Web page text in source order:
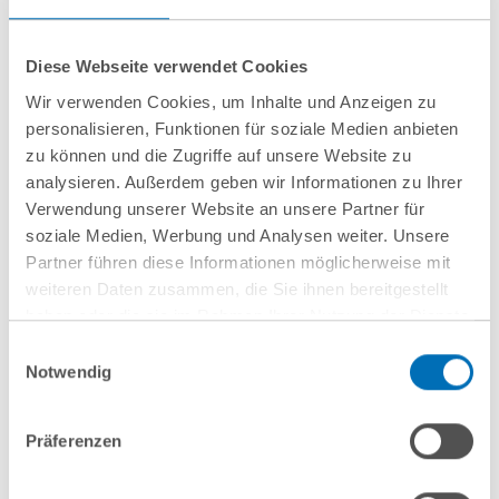
Diese Webseite verwendet Cookies
Wir verwenden Cookies, um Inhalte und Anzeigen zu
personalisieren, Funktionen für soziale Medien anbieten
zu können und die Zugriffe auf unsere Website zu
analysieren. Außerdem geben wir Informationen zu Ihrer
Verwendung unserer Website an unsere Partner für
soziale Medien, Werbung und Analysen weiter. Unsere
Partner führen diese Informationen möglicherweise mit
weiteren Daten zusammen, die Sie ihnen bereitgestellt
haben oder die sie im Rahmen Ihrer Nutzung der Dienste
Cookies, wenn Sie unsere Webseite weiterhin nutzen.
Hinweis auf die Verarbeitung Ihrer personenbezogenen
Indem Sie auf „Cookies
akzeptieren“ klicken, willigen Sie zugleich gem. Art. 49 Abs. 1
Notwendig
Präferenzen
Johannes Schuhmann, Maître
Partner
T +49 69 707970-149
j.schuhmann@gvw.com
Aktuelles